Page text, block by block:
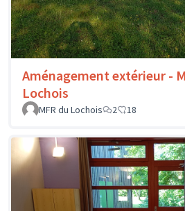
Aménagement extérieur -
Lochois
MFR du Lochois
2 18